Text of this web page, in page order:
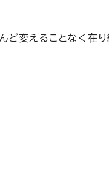
ど変えることなく在り